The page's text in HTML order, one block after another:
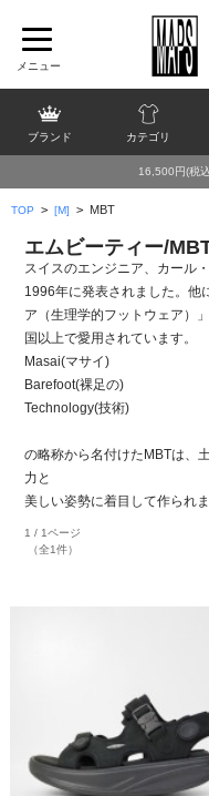
ブランド カテゴリ
16,500円(税
TOP > [M] > MBT
エムビーティー/
スイスのエンジニア、カール
1996年に発表されました。他
ア（生理学的フットウェア）
国以上で愛用されています。
Masai(マサイ)
Barefoot(裸足の)
Technology(技術)
の略称から名付けたMBTは、
力と
美しい姿勢に着目して作られま
1 / 1ページ
（全1件）